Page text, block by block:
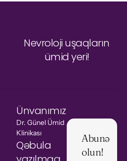
Nevroloji uşaqların
ümid yeri!
Ünvanımız
Dr. Günel Ümid
Klinikası
Qəbula
Abunə
olun!